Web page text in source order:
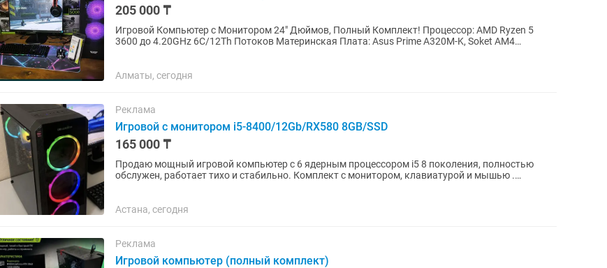
205 000 ₸
Игровой Компьютер с Монитором 24" Дюймов, Полный Комплект! Процессор: AMD Ryzen 5
3600 до 4.20GHz 6C/12Th Потоков Материнская Плата: Asus Prime A320M-K, Soket AM4
Алматы, сегодня
Реклама
Игровой с монитором i5-8400/12Gb/RX580 8GB/SSD
165 000 ₸
Продаю мощный игровой компьютер с 6 ядерным процессором i5 8 поколения, полностью
обслужен, работает тихо и стабильно. Комплект с монитором, клавиатурой и мышью .
Астана, сегодня
Реклама
Игровой компьютер (полный комплект)